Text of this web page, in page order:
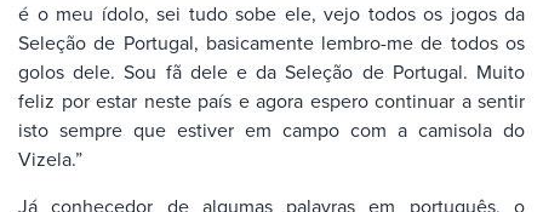
é o meu ídolo, sei tudo sobe ele, vejo todos os jogos da
Seleção de Portugal, basicamente lembro-me de todos os
golos dele. Sou fã dele e da Seleção de Portugal. Muito
feliz por estar neste país e agora espero continuar a sentir
isto sempre que estiver em campo com a camisola do
Vizela.”
Já conhecedor de algumas palavras em português, o